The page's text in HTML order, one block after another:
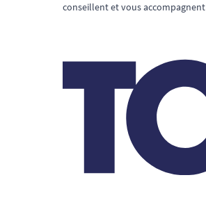
conseillent et vous accompagnent